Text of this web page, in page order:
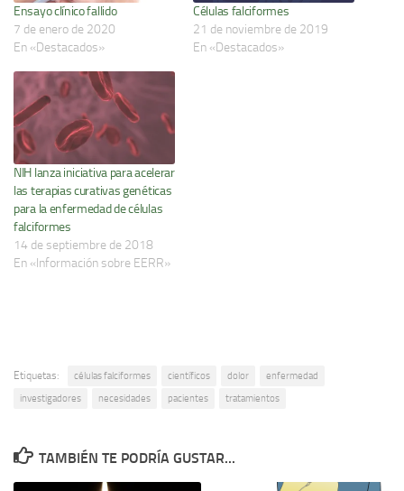
Ensayo clínico fallido
7 de enero de 2020
En «Destacados»
Células falciformes
21 de noviembre de 2019
En «Destacados»
NIH lanza iniciativa para acelerar
las terapias curativas genéticas
para la enfermedad de células
falciformes
14 de septiembre de 2018
En «Información sobre EERR»
Etiquetas: células falciformes científicos dolor
enfermedad
investigadores
necesidades pacientes tratamientos
TAMBIÉN TE PODRÍA GUSTAR...